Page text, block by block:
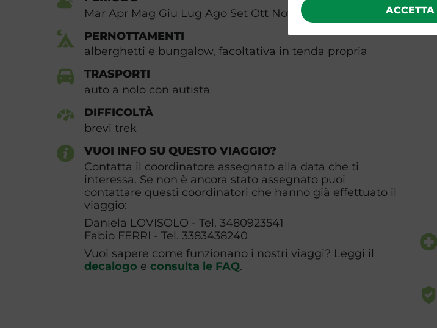
ACCETTA
Mar Apr Mag Giu Lug Ago Set Ott Nov
PERNOTTAMENTI
alberghetti e bungalow, facoltativa in tenda propria
TRASPORTI
auto a nolo con autista
DIFFICOLTÀ
brevi trek
VUOI INFO SU QUESTO VIAGGIO?
Contatta il coordinatore assegnato alla data che ti
interessa. Se non è ancora stato assegnato puoi
contattare questi coordinatori che hanno già effettuato il
viaggio:
Daniela LOVISOLO - Tel. 3480923541
Fabio FERRI - Tel. 3383438240
Vuoi sapere come funzionano i nostri viaggi? Leggi il
decalogo e consulta le FAQ.